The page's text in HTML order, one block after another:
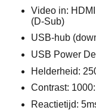
Video in:
(D-Sub)
USB-hub
USB Power
Helderheid:
Contrast:
Reactietijd: